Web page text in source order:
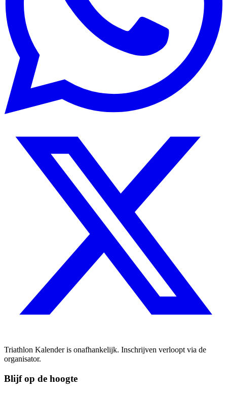
Triathlon Kalender is onafhankelijk. Inschrijven verloopt via de
organisator.
Blijf op de hoogte